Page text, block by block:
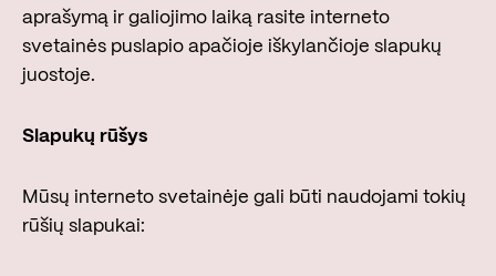
aprašymą ir galiojimo laiką rasite interneto
svetainės puslapio apačioje iškylančioje slapukų
juostoje.
Slapukų rūšys
Mūsų interneto svetainėje gali būti naudojami tokių
rūšių slapukai: